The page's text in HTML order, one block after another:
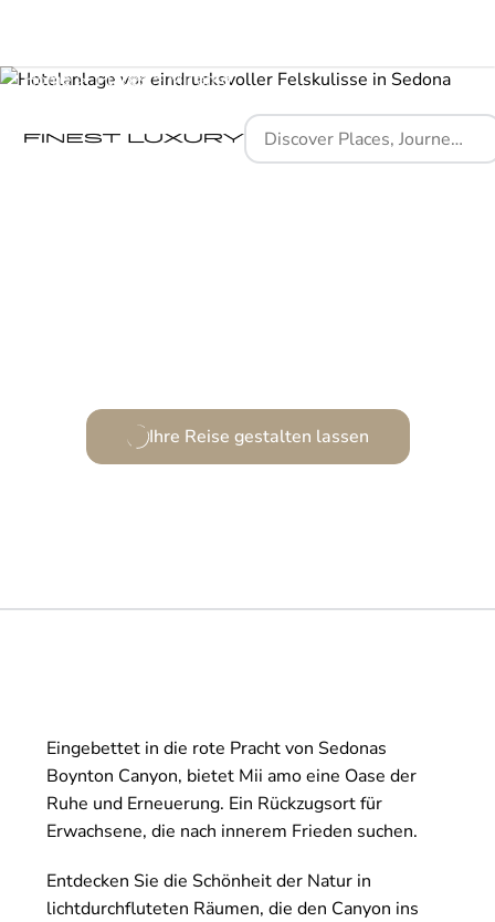
Home Places Mii amo
Ihre Reise gestalten lassen
Eingebettet in die rote Pracht von Sedonas
Boynton Canyon, bietet Mii amo eine Oase der
Ruhe und Erneuerung. Ein Rückzugsort für
Erwachsene, die nach innerem Frieden suchen.
Entdecken Sie die Schönheit der Natur in
lichtdurchfluteten Räumen, die den Canyon ins